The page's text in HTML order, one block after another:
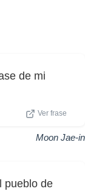
de mi
Ver frase
Moon Jae-in
pueblo de